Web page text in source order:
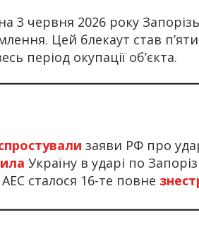
3 червня 2026 року
Цей блекаут став
період окупації об’єкта.
заяви РФ про
Україну в ударі по
сталося 16-те повне